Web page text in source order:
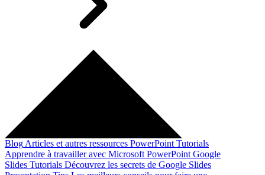
Blog Articles et autres ressources PowerPoint Tutorials
Apprendre à travailler avec Microsoft PowerPoint Google
Slides Tutorials Découvrez les secrets de Google Slides